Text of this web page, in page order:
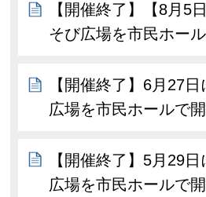
【開催終了】【8月5
そび広場を市民ホー
【開催終了】6月27
広場を市民ホールで
【開催終了】5月29
広場を市民ホールで